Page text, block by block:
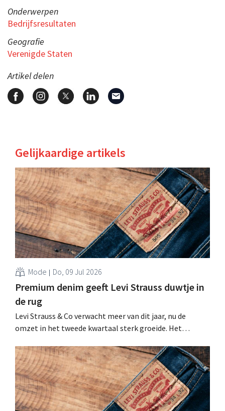
Onderwerpen
Bedrijfsresultaten
Geografie
Verenigde Staten
Artikel delen
Gelijkaardige artikels
Mode Do, 09 Jul 2026
Premium denim geeft Levi Strauss duwtje in
de rug
Levi Strauss & Co verwacht meer van dit jaar, nu de
omzet in het tweede kwartaal sterk groeide. Het
consumenten met hogere inkomens, met succes zo
blijkt. .